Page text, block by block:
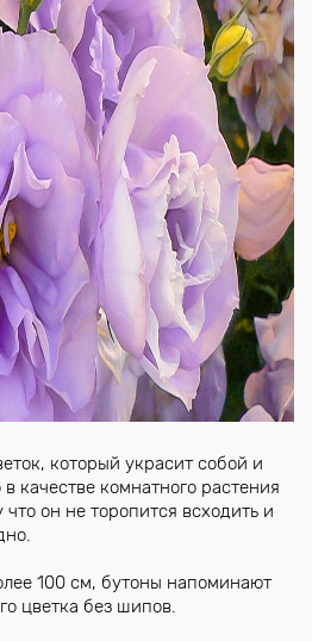
который украсит собой и
качестве комнатного растения
он не торопится всходить и
100 см, бутоны напоминают
цветка без шипов.